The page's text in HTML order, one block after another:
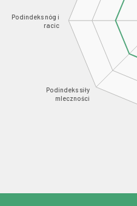
Podindeks siły
mleczności
Podindeks nóg i
racic